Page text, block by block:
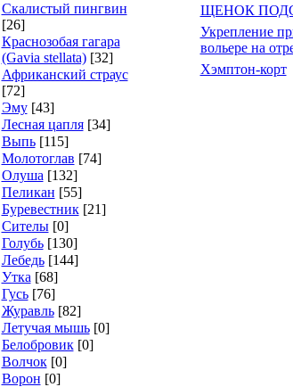
Скалистый пингвин
[26]
Краснозобая гагара
(Gavia stellata) [32]
Африканский страус
[72]
Эму [43]
Лесная цапля [34]
Выпь [115]
Молотоглав [74]
Олуша [132]
Пеликан [55]
Буревестник [21]
Сителы [0]
Голубь [130]
Лебедь [144]
Утка [68]
Гусь [76]
Журавль [82]
Летучая мышь [0]
Белобровик [0]
Волчок [0]
Ворон [0]
ЩЕНОК
Укрепление
вольере на
Хэмптон-корт